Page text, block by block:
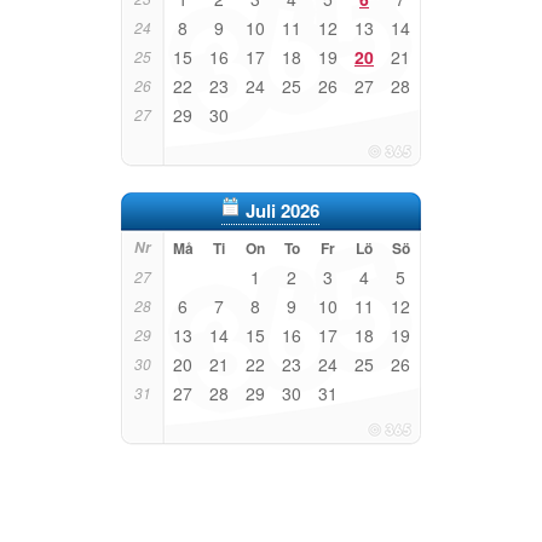
24 8 9 10 11 12 13 14
25 15 16 17 18 19 20 21
26 22 23 24 25 26 27 28
27 29 30
Juli 2026
Nr Må Ti On To Fr Lö Sö
27 1 2 3 4 5
28 6 7 8 9 10 11 12
29 13 14 15 16 17 18 19
30 20 21 22 23 24 25 26
31 27 28 29 30 31